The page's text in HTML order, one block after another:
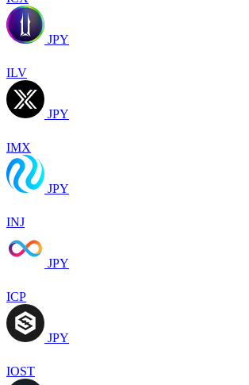
JPY
ILV
JPY
IMX
JPY
INJ
JPY
ICP
JPY
IOST